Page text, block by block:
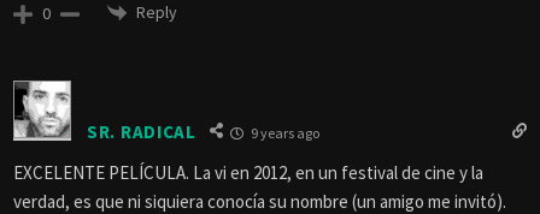
0 Reply
SR. RADICAL 9 years ago
EXCELENTE PELÍCULA. La vi en 2012, en un festival de cine y la
verdad, es que ni siquiera conocía su nombre (un amigo me invitó).